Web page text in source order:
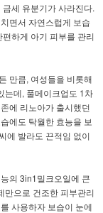
세 유분기가 사라진다.
면서 자연스럽게 보습
하게 아기 피부를 관리
만큼, 여성들을 비롯해
는데, 풀메이크업도 1차
에 리노아가 출시했던
에도 탁월한 효능을 보
에 발라도 끈적임 없이
의 3in1밀크오일에 큰
만으로 건조한 피부관리
사용하자 보습이 눈에